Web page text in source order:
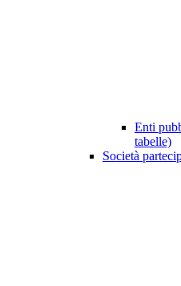
Enti
tabelle)
Società